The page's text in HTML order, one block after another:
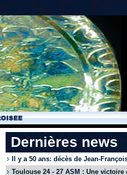
Dernières news
Il y a 50 ans: décès de Jean-
Toulouse 24 - 27 ASM : Une victoire